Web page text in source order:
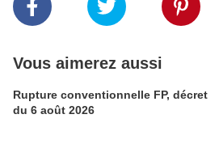
Vous aimerez aussi
Rupture conventionnelle FP, décret
du 6 août 2026